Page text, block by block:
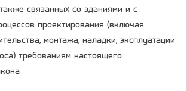
связанных со зданиями и с
проектирования (включая
монтажа, наладки, эксплуатации
требованиям настоящего